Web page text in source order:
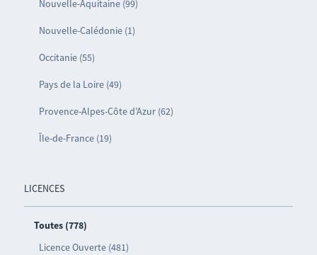
Nouvelle-Aquitaine (99)
Nouvelle-Calédonie (1)
Occitanie (55)
Pays de la Loire (49)
Provence-Alpes-Côte d’Azur (62)
Île-de-France (19)
LICENCES
Toutes (778)
Licence Ouverte (481)